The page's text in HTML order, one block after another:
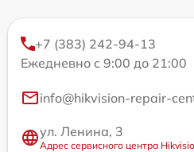
+7 (383) 242-94-13
Ежедневно с 9:00 до 21:00
info@hikvision-repair-
ул. Ленина, 3
Адрес сервисного центра